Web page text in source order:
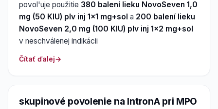
povol'uje použitie 380 balení lieku NovoSeven 1,0
mg (50 KIU) plv inj 1x1 mg+sol a 200 balení lieku
NovoSeven 2,0 mg (100 KIU) plv inj 1x2 mg+sol
v neschválenej indikácii
Čítať ďalej
skupinové povolenie na IntronA pri MPO